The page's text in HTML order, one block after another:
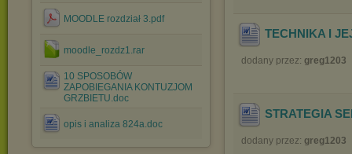
MOODLE rozdział 3.pdf
moodle_rozdz1.rar
10 SPOSOBÓW
ZAPOBIEGANIA KONTUZJOM
GRZBIETU.doc
opis i analiza 824a.doc
TECHNIKA I
dodany przez: greg1203
STRATEGIA
dodany przez: greg1203